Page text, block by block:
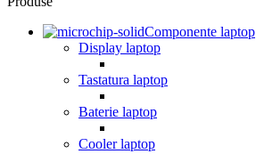
Componente laptop
Display laptop
Tastatura laptop
Baterie laptop
Cooler laptop